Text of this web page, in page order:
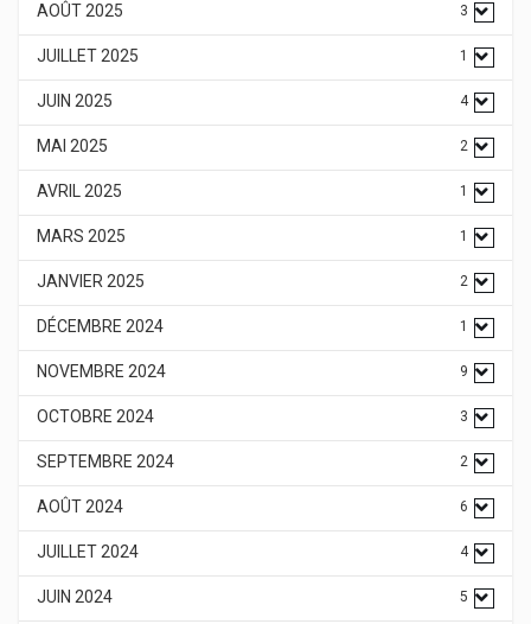
AOÛT 2025 3
JUILLET 2025 1
JUIN 2025 4
MAI 2025 2
AVRIL 2025 1
MARS 2025 1
JANVIER 2025 2
DÉCEMBRE 2024 1
NOVEMBRE 2024 9
OCTOBRE 2024 3
SEPTEMBRE 2024 2
AOÛT 2024 6
JUILLET 2024 4
JUIN 2024 5